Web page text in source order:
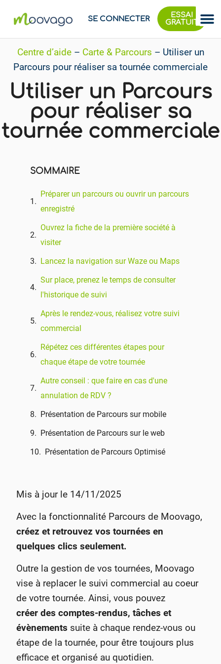
SE CONNECTER
ESSAI
GRATUIT
Centre d’aide– Carte & Parcours – Utiliser un
Parcours pour réaliser sa tournée commerciale
Utiliser un Parcours
pour réaliser sa
tournée commerciale
SOMMAIRE
Préparer un parcours ou ouvrir un parcours
enregistré
Ouvrez la fiche de la première société à
visiter
Lancez la navigation sur Waze ou Maps
Sur place, prenez le temps de consulter
l'historique de suivi
Après le rendez-vous, réalisez votre suivi
commercial
Répétez ces différentes étapes pour
chaque étape de votre tournée
Autre conseil : que faire en cas d'une
annulation de RDV ?
Présentation de Parcours sur mobile
Présentation de Parcours sur le web
Présentation de Parcours Optimisé
Mis à jour le 14/11/2025
Avec la fonctionnalité Parcours de Moovago,
créez et retrouvez vos tournées en
quelques clics seulement.
Outre la gestion de vos tournées, Moovago
vise à replacer le suivi commercial au coeur
de votre tournée. Ainsi, vous pouvez
créer des comptes-rendus, tâches et
évènements suite à chaque rendez-vous ou
étape de la tournée, pour être toujours plus
efficace et organisé au quotidien.